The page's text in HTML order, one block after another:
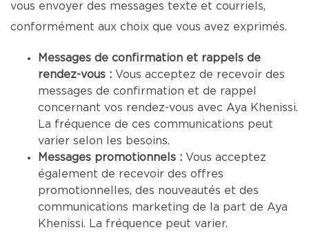
vous envoyer des messages texte et courriels,
conformément aux choix que vous avez exprimés.
Messages de confirmation et rappels de
rendez-vous : Vous acceptez de recevoir des
messages de confirmation et de rappel
concernant vos rendez-vous avec Aya Khenissi.
La fréquence de ces communications peut
varier selon les besoins.
Messages promotionnels : Vous acceptez
également de recevoir des offres
promotionnelles, des nouveautés et des
communications marketing de la part de Aya
Khenissi. La fréquence peut varier.